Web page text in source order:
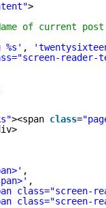
>
of current
%s' ,
reader-
><span class=
,
,
class="screen-
class="screen-